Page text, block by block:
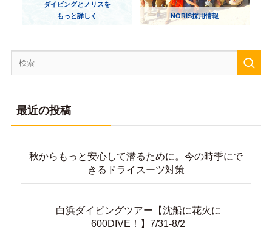
ダイビングとノリスを
もっと詳しく
NORIS採用情報
最近の投稿
秋からもっと安心して潜るために。今の時季にで
きるドライスーツ対策
白浜ダイビングツアー【沈船に花火に
600DIVE！】7/31-8/2